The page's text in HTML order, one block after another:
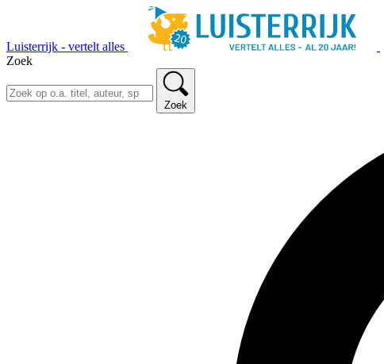
Luisterrijk - vertelt alles
Zoek
Zoek